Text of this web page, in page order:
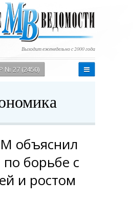
Выходит еженедельно с 2000 года
27 (2450)
объяснил
по борьбе с
и ростом